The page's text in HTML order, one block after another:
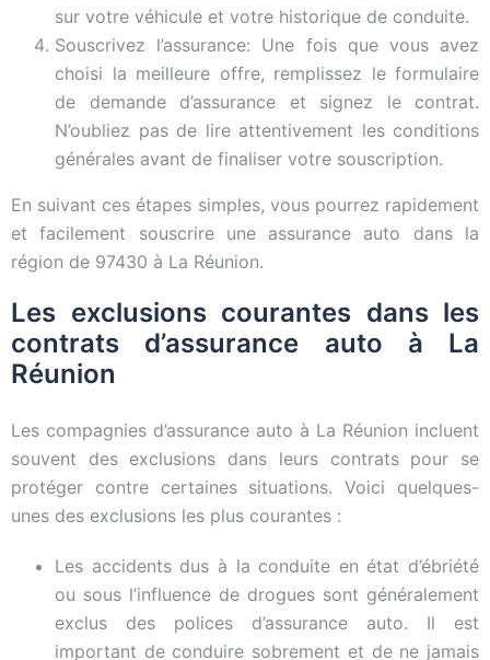
sur votre véhicule et votre historique de conduite.
Souscrivez l’assurance: Une fois que vous avez
choisi la meilleure offre, remplissez le formulaire
de demande d’assurance et signez le contrat.
N’oubliez pas de lire attentivement les conditions
générales avant de finaliser votre souscription.
En suivant ces étapes simples, vous pourrez rapidement
et facilement souscrire une assurance auto dans la
région de 97430 à La Réunion.
Les exclusions courantes dans les
contrats d’assurance auto à La
Réunion
Les compagnies d’assurance auto à La Réunion incluent
souvent des exclusions dans leurs contrats pour se
protéger contre certaines situations. Voici quelques-
unes des exclusions les plus courantes :
Les accidents dus à la conduite en état d’ébriété
ou sous l’influence de drogues sont généralement
exclus des polices d’assurance auto. Il est
important de conduire sobrement et de ne jamais